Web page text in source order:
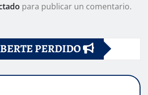
para publicar un comentario.
PERDIDO